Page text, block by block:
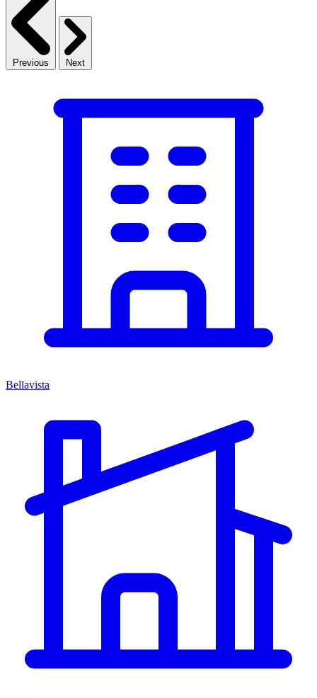
Previous Next
Bellavista